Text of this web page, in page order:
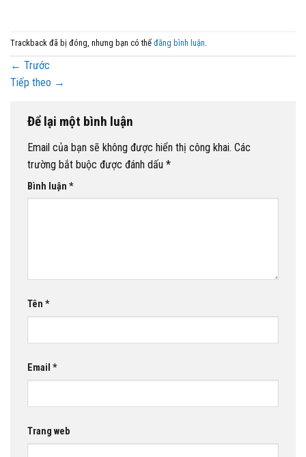
Trackback đã bị đóng, nhưng bạn có thể đăng bình luận.
← Trước
Tiếp theo →
Để lại một bình luận
Email của bạn sẽ không được hiển thị công khai. Các
trường bắt buộc được đánh dấu *
Bình luận *
Tên *
Email *
Trang web